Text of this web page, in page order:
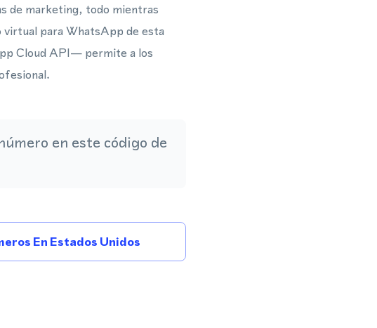
de marketing, todo mientras
para WhatsApp de esta
Cloud API— permite a los
en este código de
En Estados Unidos